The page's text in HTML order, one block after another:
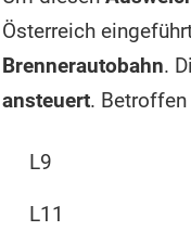
Österreich
Brennerautobahn.
ansteuert.
L9
L11